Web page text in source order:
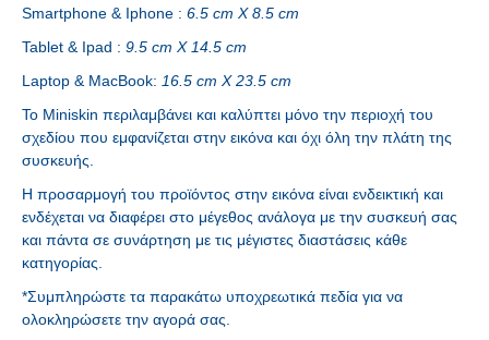
Smartphone & Iphone : 6.5 cm X 8.5 cm
Tablet & Ipad : 9.5 cm X 14.5 cm
Laptop & MacBook: 16.5 cm X 23.5 cm
Το Miniskin περιλαμβάνει και καλύπτει μόνο την περιοχή του
σχεδίου που εμφανίζεται στην εικόνα και όχι όλη την πλάτη της
συσκευής.
Η προσαρμογή του προϊόντος στην εικόνα είναι ενδεικτική και
ενδέχεται να διαφέρει στο μέγεθος ανάλογα με την συσκευή σας
και πάντα σε συνάρτηση με τις μέγιστες διαστάσεις κάθε
κατηγορίας.
*Συμπληρώστε τα παρακάτω υποχρεωτικά πεδία για να
ολοκληρώσετε την αγορά σας.